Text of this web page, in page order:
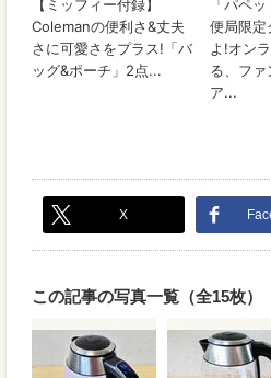
X
この記事の写真一覧（全15枚）